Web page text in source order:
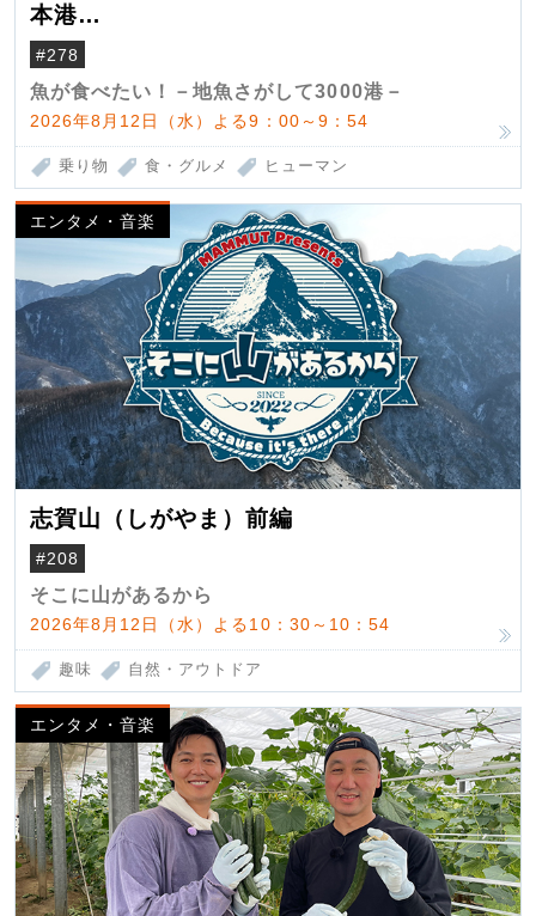
本港
（クロマグロ）
#278
魚が食べたい！－地魚さがして3000港－
2026年8月12日（水）よる9：00～9：54
乗り物 食・グルメ ヒューマン
エンタメ・音楽
志賀山（しがやま）前編
#208
そこに山があるから
2026年8月12日（水）よる10：30～10：54
趣味 自然・アウトドア
エンタメ・音楽